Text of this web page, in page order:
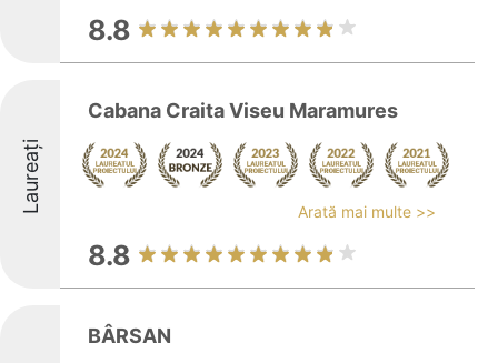
8.8
Laureați
Cabana Craita Viseu Maramures
Arată mai multe >>
8.8
BÂRSAN